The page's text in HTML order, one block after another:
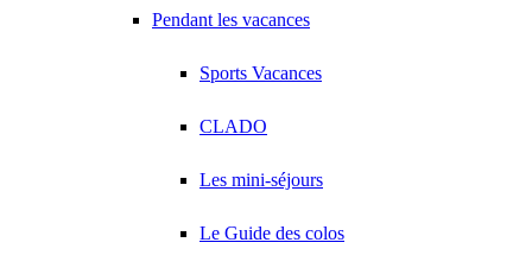
Pendant les vacances
Sports Vacances
CLADO
Les mini-séjours
Le Guide des colos